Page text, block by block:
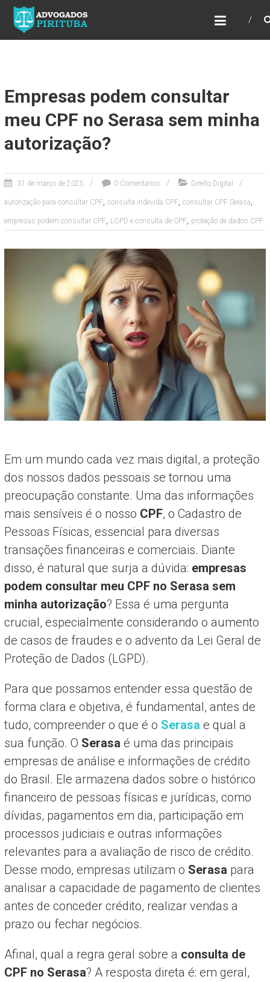
ADVOGADOS PIRITUBA
Precisando de advogado? Entre em contato!
Fazemos toda a assessoria que você
Empresas podem consultar
meu CPF no Serasa sem minha
autorização?
31 de março de 2025 0 Comentários Direito Digital
autorização para consultar CPF, consulta indevida CPF, consultar CPF Serasa,
empresas podem consultar CPF, LGPD e consulta de CPF, proteção de dados CPF
Em um mundo cada vez mais digital, a proteção
dos nossos dados pessoais se tornou uma
preocupação constante. Uma das informações
mais sensíveis é o nosso CPF, o Cadastro de
Pessoas Físicas, essencial para diversas
transações financeiras e comerciais. Diante
disso, é natural que surja a dúvida: empresas
podem consultar meu CPF no Serasa sem
minha autorização? Essa é uma pergunta
crucial, especialmente considerando o aumento
de casos de fraudes e o advento da Lei Geral de
Proteção de Dados (LGPD).
Para que possamos entender essa questão de
forma clara e objetiva, é fundamental, antes de
tudo, compreender o que é o Serasa e qual a
sua função. O Serasa é uma das principais
empresas de análise e informações de crédito
do Brasil. Ele armazena dados sobre o histórico
financeiro de pessoas físicas e jurídicas, como
dívidas, pagamentos em dia, participação em
processos judiciais e outras informações
relevantes para a avaliação de risco de crédito.
Desse modo, empresas utilizam o Serasa para
analisar a capacidade de pagamento de clientes
antes de conceder crédito, realizar vendas a
prazo ou fechar negócios.
Afinal, qual a regra geral sobre a consulta de
CPF no Serasa? A resposta direta é: em geral,